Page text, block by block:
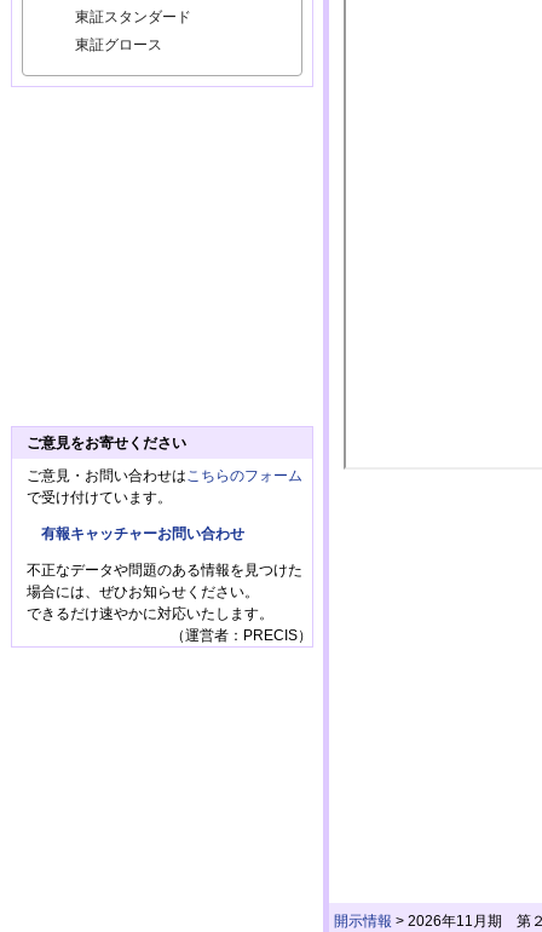
開示情報 > 2026年11月期 第２
東証スタンダード
東証グロース
ご意見をお寄せください
ご意見・お問い合わせは こちらのフォーム
で受け付けています。
有報キャッチャーお問い合わせ
不正なデータや問題のある情報を見つけた
場合には、ぜひお知らせください。
できるだけ速やかに対応いたします。
（運営者：PRECIS）